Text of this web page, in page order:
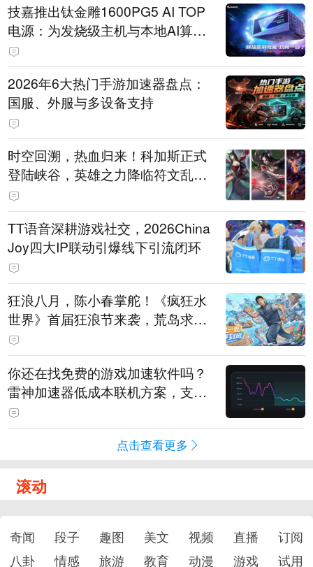
技嘉推出钛金雕1600PG5 AI TOP
电源：为发烧级主机与本地AI算力
打造旗舰供电方案
2026年6大热门手游加速器盘点：
国服、外服与多设备支持
时空回溯，热血归来！科加斯正式
登陆峡谷，英雄之力降临符文乱
斗！
TT语音深耕游戏社交，2026China
Joy四大IP联动引爆线下引流闭环
狂浪八月，陈小春掌舵！《疯狂水
世界》首届狂浪节来袭，荒岛求生
直播即将开启
你还在找免费的游戏加速软件吗？
雷神加速器低成本联机方案，支持
免费试用
点击查看更多
滚动
奇闻 段子 趣图 美文 视频 直播
订阅
八卦
情感 旅游 教育 动漫 游戏 试用